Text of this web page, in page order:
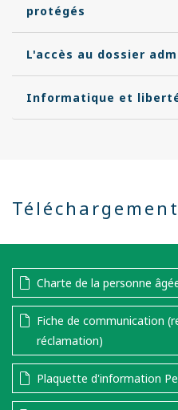
protégés
L'accès au dossier
Informatique et
Charte de la personne
Fiche de communication
réclamation)
Plaquette d'information